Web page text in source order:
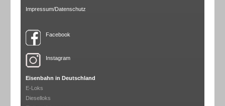
Impressum/Datenschutz
Facebook
Instagram
Eisenbahn in Deutschland
E-Loks
Dieselloks